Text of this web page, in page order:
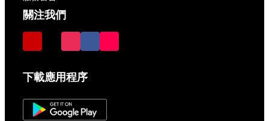
關注我們
下載應用程序